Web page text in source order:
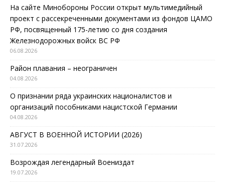
На сайте Минобороны России открыт мультимедийный
проект с рассекреченными документами из фондов ЦАМО
РФ, посвященный 175-летию со дня создания
Железнодорожных войск ВС РФ
06.08.2026
Район плавания – неограничен
04.08.2026
О признании ряда украинских националистов и
организаций пособниками нацистской Германии
04.08.2026
АВГУСТ В ВОЕННОЙ ИСТОРИИ (2026)
31.07.2026
Возрождая легендарный Воениздат
19.07.2026